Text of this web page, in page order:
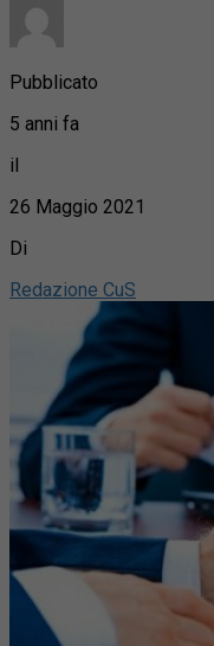
Pubblicato
5 anni fa
il
26 Maggio 2021
Di
Redazione CuS